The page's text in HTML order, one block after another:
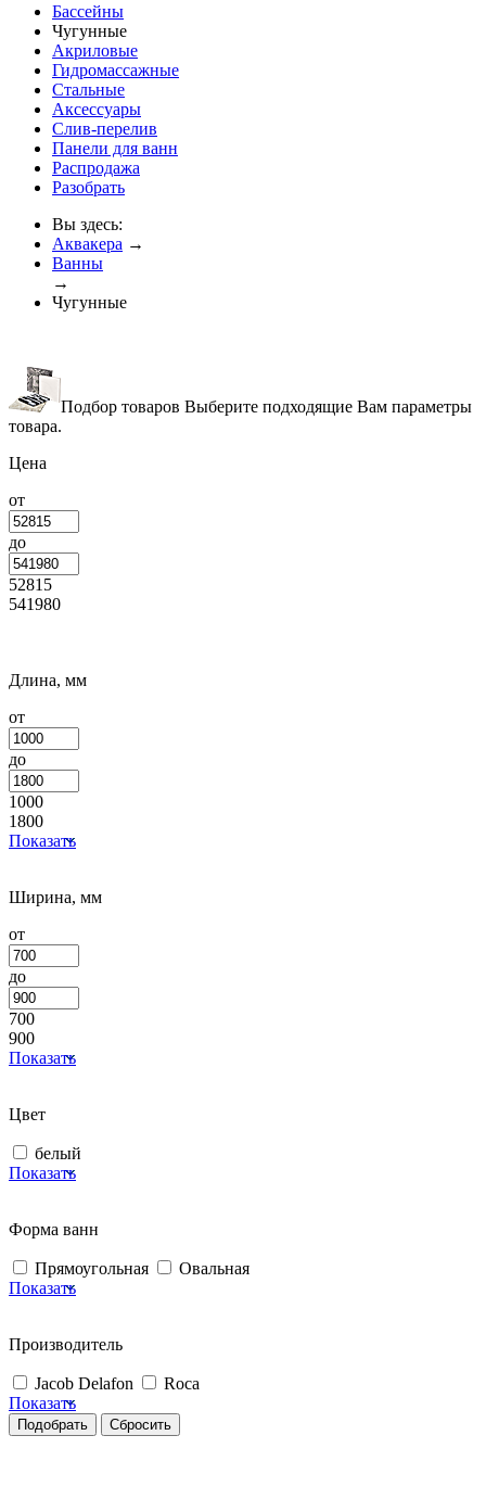
Бассейны
Чугунные
Акриловые
Гидромассажные
Стальные
Аксессуары
Слив-перелив
Панели для ванн
Распродажа
Разобрать
Вы здесь:
Аквакера →
Ванны
→
Чугунные
Подбор товаров Выберите подходящие Вам параметры
товара.
Цена
от
до
52815
541980
Длина, мм
от
до
1000
1800
Показать
Ширина, мм
от
до
700
900
Показать
Цвет
белый
Показать
Форма ванн
Прямоугольная
Овальная
Показать
Производитель
Jacob Delafon
Roca
Показать